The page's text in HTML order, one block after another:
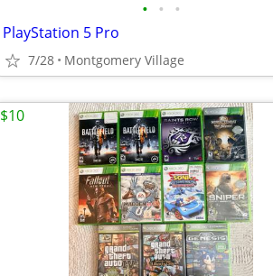
• • •
PlayStation 5 Pro
7/28 Montgomery Village
$10